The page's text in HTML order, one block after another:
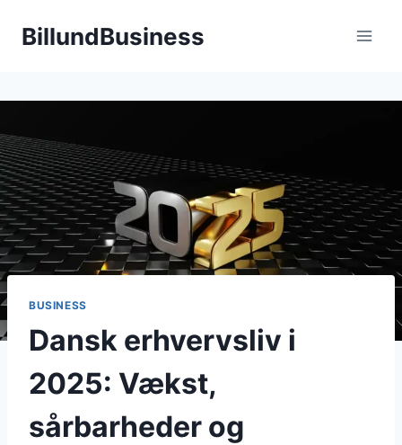
BillundBusiness
BUSINESS
Dansk erhvervsliv i
2025: Vækst,
sårbarheder og